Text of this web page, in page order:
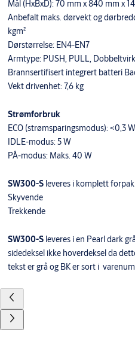
Mål (HxBxD): 70 mm x 840 mm x
Anbefalt maks. dørvekt og
kgm²
Dørstørrelse: EN4-EN7
Armtype: PUSH, PULL,
Brannsertifisert integrert batteri
Vekt drivenhet: 7,6 kg
Strømforbruk
ECO (strømsparingsmodus): <0,3 W
IDLE-modus: 5 W
PÅ-modus: Maks. 40 W
SW300-S leveres i komplett
Skyvende
Trekkende
SW300-Sleveres i en Pearl dark
sidedeksel ikke hoverdeksel da
tekst er grå og BK er sort i